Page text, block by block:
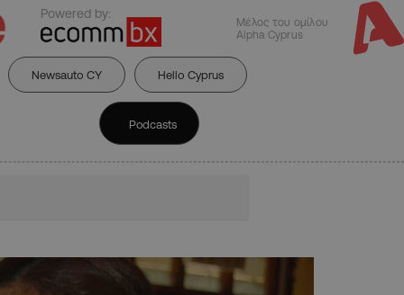
Powered by:
Μέλος του ομίλου
Alpha Cyprus
Newsauto CY Hello Cyprus
Podcasts